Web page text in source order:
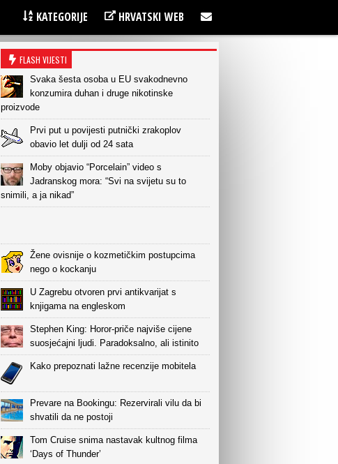
KATEGORIJE HRVATSKI WEB
FLASH VIJESTI
Svaka šesta osoba u EU svakodnevno
konzumira duhan i druge nikotinske
proizvode
Prvi put u povijesti putnički zrakoplov
obavio let dulji od 24 sata
Moby objavio “Porcelain” video s
Jadranskog mora: “Svi na svijetu su to
snimili, a ja nikad”
Žene ovisnije o kozmetičkim postupcima
nego o kockanju
U Zagrebu otvoren prvi antikvarijat s
knjigama na engleskom
Stephen King: Horor-priče najviše cijene
suosjećajni ljudi. Paradoksalno, ali istinito
Kako prepoznati lažne recenzije mobitela
Prevare na Bookingu: Rezervirali vilu da bi
shvatili da ne postoji
Tom Cruise snima nastavak kultnog filma
‘Days of Thunder’